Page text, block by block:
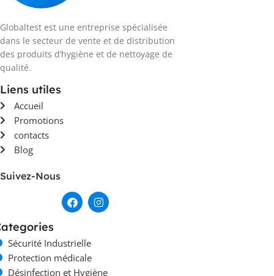
Globaltest est une entreprise spécialisée
dans le secteur de vente et de distribution
des produits d’hygiène et de nettoyage de
qualité.
Liens utiles
Accueil
Promotions
contacts
Blog
Suivez-Nous
Sécurité Industrielle
Protection médicale
Désinfection et Hygiène